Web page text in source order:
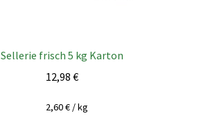
Sellerie frisch 5 kg Karton
12,98 €
2,60€/kg